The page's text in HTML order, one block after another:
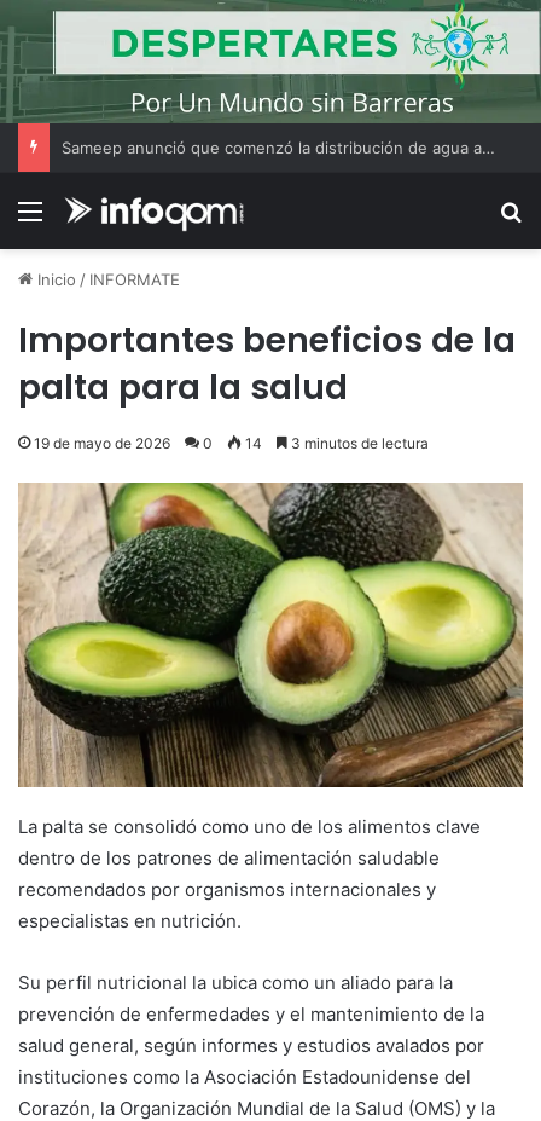
Sameep anunció que comenzó la distribución de agua a las localidades del Segundo Acueducto tras la recarga de cisternas en Sáenz Peña
Menú
Inicio / INFORMATE
Importantes beneficios de la
palta para la salud
19 de mayo de 2026 0 14 3 minutos de lectura
La palta se consolidó como uno de los alimentos clave
dentro de los patrones de alimentación saludable
recomendados por organismos internacionales y
especialistas en nutrición.
Su perfil nutricional la ubica como un aliado para la
prevención de enfermedades y el mantenimiento de la
salud general, según informes y estudios avalados por
instituciones como la Asociación Estadounidense del
Corazón, la Organización Mundial de la Salud (OMS) y la